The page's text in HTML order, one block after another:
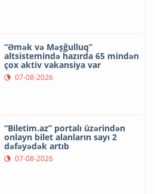
“Əmək və Məşğulluq”
altsistemində hazırda 65 mindən
çox aktiv vakansiya var
07-08-2026
“Biletim.az” portalı üzərindən
onlayn bilet alanların sayı 2
dəfəyədək artıb
07-08-2026